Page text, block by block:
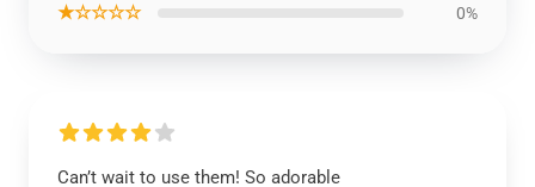
★☆☆☆☆ 0%
Can’t wait to use them! So adorable